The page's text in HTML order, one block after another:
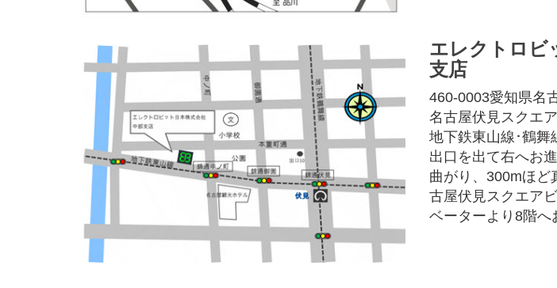
エレクトロビ
支店
460-0003愛知県名
名古屋伏見スクエ
地下鉄東山線･鶴
出口を出て右へお
曲がり、300mほど
古屋伏見スクエア
ベーターより8階へ